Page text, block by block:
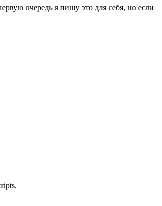
очередь я пишу это для себя, но если